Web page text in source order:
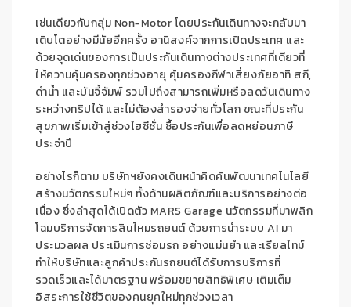
เช่นเดียวกับกลุ่มNon-Motorโดยประกันเดินทางจะกลับมา
เติบโตอย่างมีนัยอีกครั้ง อานิสงค์จากการเปิดประเทศ และ
ด้วยจุดเด่นของการเป็นประกันเดินทางต่างประเทศที่เดียวที่
ให้ความคุ้มครองทุกช่วงอายุ คุ้มครองกีฬาเสี่ยงภัยอาทิ สกี,
ดำน้ำ และบันจี้จัมพ์ รวมไปถึงสามารถเพิ่มหรือลดวันเดินทาง
ระหว่างทริปได้ และไม่ต้องสำรองจ่ายทั่วโลก ขณะที่ประกัน
สุขภาพเริ่มเข้าสู่ช่วงไฮซีชั่น ซื้อประกันเพื่อลดหย่อนภาษี
ประจำปี
อย่างไรก็ตาม บริษัทฯยังคงเดินหน้าคิดค้นพัฒนาเทคโนโลยี
สร้างนวัตกรรมใหม่ๆ ทั้งด้านผลิตภัณฑ์และบริการอย่างต่อ
เนื่อง ซึ่งล่าสุดได้เปิดตัวMARS Garage นวัตกรรมที่มาพลิก
โฉมบริการจัดการสินไหมรถยนต์ ด้วยการนำระบบ AI มา
ประมวลผล ประเมินการซ่อมรถ อย่างแม่นยำ และเรียลไทม์
ทำให้บริษัทและลูกค้าประกันรถยนต์ได้รับการบริการที่
รวดเร็วและได้มาตรฐาน พร้อมขยายสิทธิพิเศษ เติมเต็ม
อิสระการใช้ชีวิตของคนยุคใหมทุกช่วงเวลา